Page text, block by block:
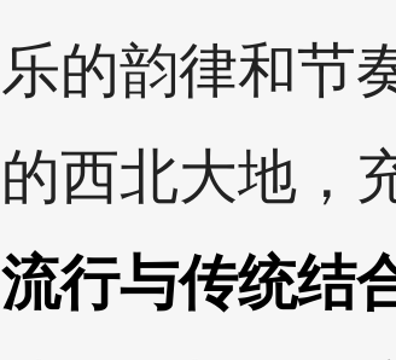
乐的韵律和节
的西北大地，
流行与传统结